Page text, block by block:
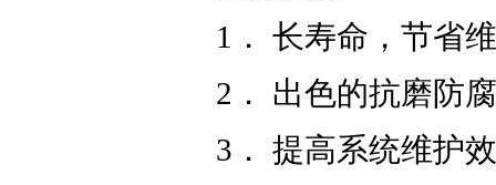
1． 长寿命，节省
2． 出色的抗磨防
3． 提高系统维护